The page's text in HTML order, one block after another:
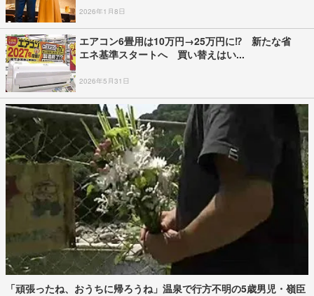
2026年1月8日
エアコン6畳用は10万円→25万円に⁉ 新たな省
エネ基準スタートへ 買い替えはい...
2026年5月31日
「頑張ったね、おうちに帰ろうね」温泉で行方不明の5歳男児・嶺臣